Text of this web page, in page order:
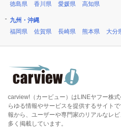
徳島県
香川県 愛媛県 高知県
九州・沖縄
福岡県
佐賀県 長崎県 熊本県 大分
carview!（カービュー）はLINEヤフー株
らゆる情報やサービスを提供するサイト
報から、ユーザーや専門家のリアルなレ
多く掲載しています。